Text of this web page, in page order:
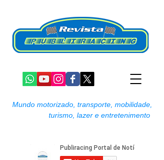
Mundo motorizado, transporte, mobilidade,
turismo, lazer e entretenimento